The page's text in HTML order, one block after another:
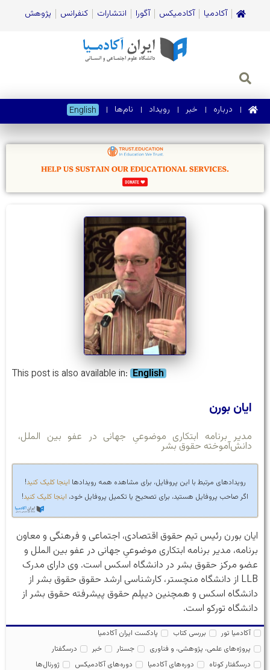
آکادمیا آکادمیکس آگورا انتشارات کنفرانس پژوهش
درباره خبر رویداد نام‌ها English
This post is also available in: English
ایان بورن
مدیر برنامه ابتکاری موضوعیِ جهانی در عفو بین الملل،
دانش‌آموخته حقوق‌ بشر
رویدادهای مرتبط با این پروفایل، برای مشاهده همه رویدادها اینجا کلیک کنید!
اگر صاحب پروفایل هستید، برای تصحیح یا تکمیل پروفایل خود، اینجا کلیک کنید!
ایان بورن رئیس تیم حقوق اقتصادی، اجتماعی و فرهنگی و معاون
برنامه، مدیر برنامه ابتکاری موضوعیِ جهانی در عفو بین الملل و
عضو مرکز حقوق بشر در دانشگاه اسکس است. وی دارای مدرک
LLB از دانشگاه منچستر، کارشناسی ارشد حقوق حقوق بشر از
دانشگاه اسکس و همچنین دیپلم حقوق پیشرفته حقوق بشر از
دانشگاه تورکو است.
آکادمیا تور بررسی کتاب
پادکست ایران آکادمیا
پروژه‌های علمی، پژوهشی، و فناوری
جستار خبر
درسگفتار
درسگفتار کوتاه
دوره‌های آکادمیا دوره‌های آکادمیکس
ژورنال‌ها